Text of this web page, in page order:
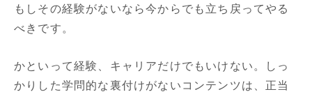
もしその経験がないなら今からでも立ち戻ってやる
べきです。
かといって経験、キャリアだけでもいけない。しっ
かりした学問的な裏付けがないコンテンツは、正当